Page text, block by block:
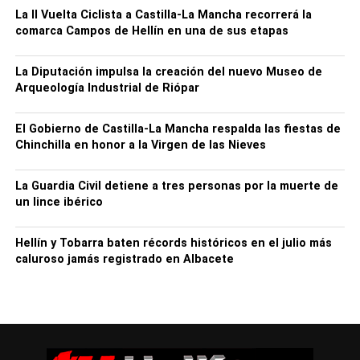
Producto Turístico; y el Alojamiento Rural La
Puentechica, de la Cooperativa La Entreverá, de Cuenca,
como Mejor Producto Turístico Sostenible; todos ellos en
la Categoría de Empresa. En la Categoría de Entidad
Local, los premiados en la edición 2022 son el
Ayuntamiento de Hellín, como Mejor Iniciativa
Turística , y el Ayuntamiento de Campillo de Ranas, como
Mejor Destino Turístico LGTBI.
La II Vuelta Ciclista a Castilla-La Mancha recorrerá la
comarca Campos de Hellín en una de sus etapas
La Diputación impulsa la creación del nuevo Museo de
Arqueología Industrial de Riópar
El Gobierno de Castilla-La Mancha respalda las fiestas de
Chinchilla en honor a la Virgen de las Nieves
La Guardia Civil detiene a tres personas por la muerte de
un lince ibérico
Hellín y Tobarra baten récords históricos en el julio más
caluroso jamás registrado en Albacete